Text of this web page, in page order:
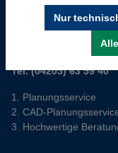
Service-Hotline
Sie planen ein neues
Tel. (04205) 63 59 40
Planungsservice
CAD-
Hochwertige
Nur